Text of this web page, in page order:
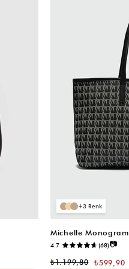
3
Michelle
4.7 (68)📷
₺599,90
₺1.199,80